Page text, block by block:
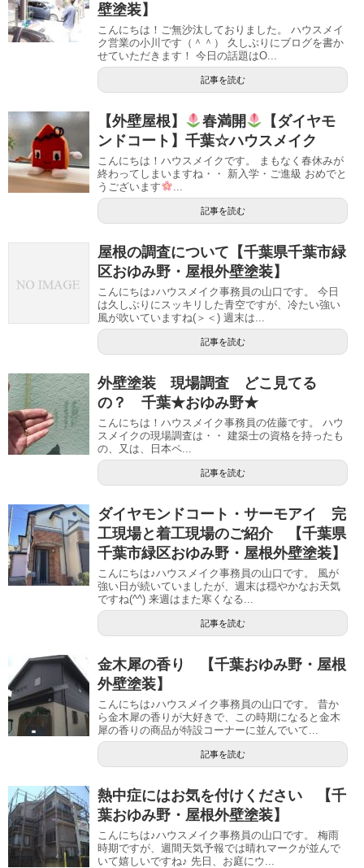
壁塗装】
こんにちは！ご無沙汰しておりました。 ハウスメイ
ク営業の小川です（＾＾） 久しぶりにブログを書か
せていただきます！ 今日の話題はO...
記事を読む
【外壁屋根】 春満開
【ダイヤモ
ンドコート】千葉☆ハウスメイク
こんにちは！ハウスメイクです。 まもなく春休みが
終わってしまいますね・・ 新入学・ご進級 おめでと
うございます
記事を読む
屋根の調査について【千葉県千葉市緑
区おゆみ野・屋根外壁塗装】
こんにちは♪ハウスメイク事務員の山口です。 今日
は久しぶりにスッキリした青空ですが、冷たい強い
風が吹いていますね(＞＜) 週末は...
記事を読む
外壁塗装 現場調査 どこ見てる
の？ 千葉★おゆみ野★
こんにちは！ハウスメイク事務員の佐藤です。 ハウ
スメイクの現場調査は・・ 建築士の資格を持ったも
の、又は、日本ペ...
記事を読む
ダイヤモンドコート・サーモアイ 完
工現場と着工現場のご紹介 【千葉県
千葉市緑区おゆみ野・屋根外壁塗装】
こんにちは♪ハウスメイク事務員の山口です。 風が
強い日が続いていましたが、週末は穏やかなお天気
ですね(^^) 来週はまた寒くなる...
記事を読む
金木犀の香り 【千葉おゆみ野・屋根
外壁塗装】
こんにちは♪ハウスメイク事務員の山口です。 昔か
ら金木犀の香りが大好きで、この時期になると金木
犀の香りの商品が特設コーナーに並んでいて...
記事を読む
熱中症にはお気を付けください 【千
葉おゆみ野・屋根外壁塗装】
こんにちは♪ハウスメイク事務員の山口です。 梅雨
時期ですが、週間天気予報では晴れマークが並んで
いて嬉しいですね♪ 先日、お庭にウ...